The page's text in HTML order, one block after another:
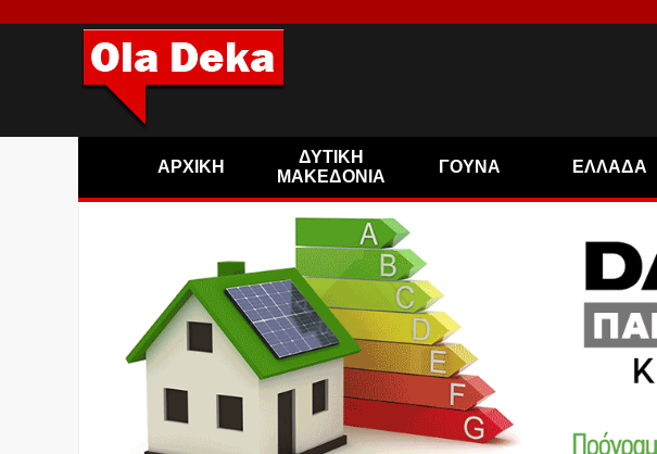
ΑΡΧΙΚΗ
ΔΥΤΙΚΗ
ΜΑΚΕΔΟΝΙΑ
ΓΟΥΝΑ ΕΛΛΑΔΑ